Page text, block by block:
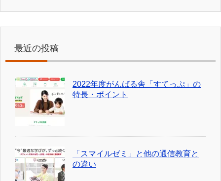
最近の投稿
2022年度がんばる舎「すてっぷ」の
特長・ポイント
「スマイルゼミ」と他の通信教育と
の違い